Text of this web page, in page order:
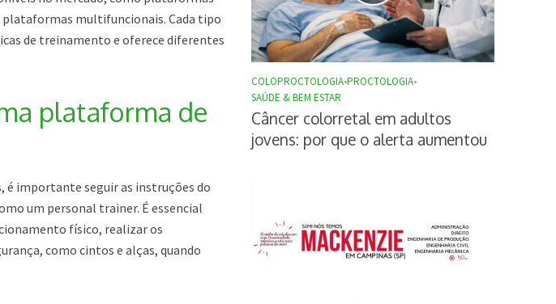
multifuncionais. Cada tipo
de treinamento e oferece diferentes
plataforma de
importante seguir as instruções do
um personal trainer. É essencial
físico, realizar os
como cintos e alças, quando
COLOPROCTOLOGIA•PROCTOLOGIA•
SAÚDE & BEM ESTAR
Câncer colorretal em adultos
jovens: por que o alerta aumentou